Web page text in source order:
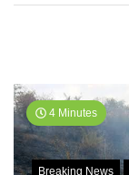
4 Minutes
Breaking News